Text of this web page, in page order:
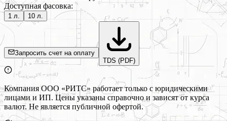
Доступная фасовка:
1 л. 10 л.
Запросить счет на оплату
TDS (PDF)
Компания ООО «РИТС» работает только с юридическими
лицами и ИП. Цены указаны справочно и зависят от курса
валют. Не является публичной офертой.